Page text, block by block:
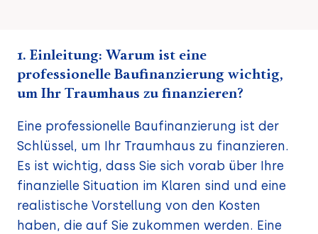
1. Einleitung: Warum ist eine
professionelle Baufinanzierung wichtig,
um Ihr Traumhaus zu finanzieren?
Eine professionelle Baufinanzierung ist der
Schlüssel, um Ihr Traumhaus zu finanzieren.
Es ist wichtig, dass Sie sich vorab über Ihre
finanzielle Situation im Klaren sind und eine
realistische Vorstellung von den Kosten
haben, die auf Sie zukommen werden. Eine